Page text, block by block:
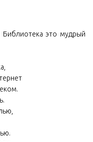
это мудрый